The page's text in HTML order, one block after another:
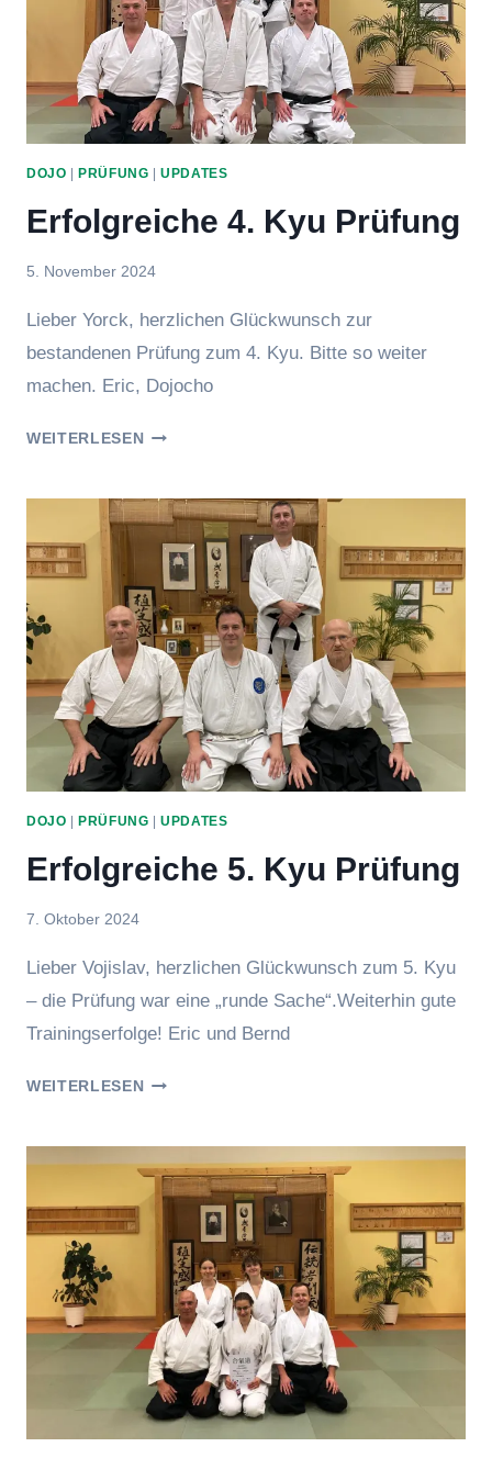
DOJO |PRÜFUNG |UPDATES
Erfolgreiche 4. Kyu Prüfung
Von
5. November 2024
Lieber Yorck, herzlichen Glückwunsch zur
bestandenen Prüfung zum 4. Kyu. Bitte so weiter
machen. Eric, Dojocho
WEITERLESENERFOLGREICHE
PRÜFUNG
DOJO |PRÜFUNG |UPDATES
Erfolgreiche 5. Kyu Prüfung
Von
7. Oktober 2024
Lieber Vojislav, herzlichen Glückwunsch zum 5. Kyu
– die Prüfung war eine „runde Sache“.Weiterhin gute
Trainingserfolge! Eric und Bernd
WEITERLESENERFOLGREICHE
PRÜFUNG